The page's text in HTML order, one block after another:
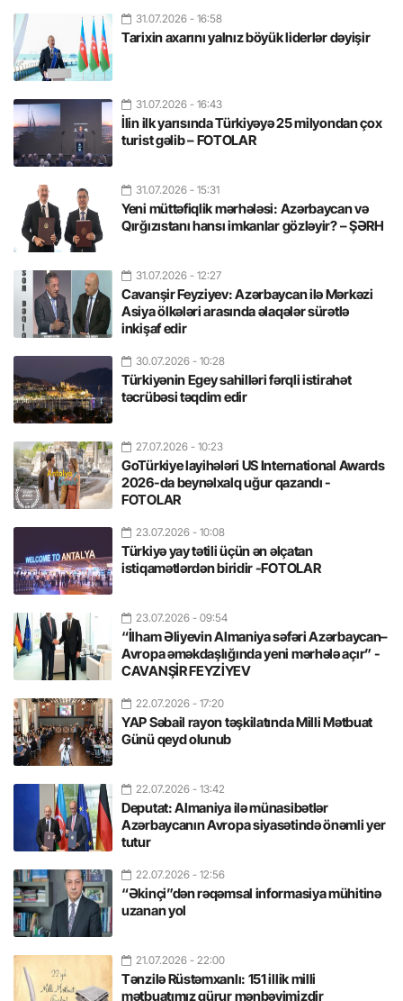
31.07.2026 - 16:58
Tarixin axarını yalnız böyük liderlər dəyişir
31.07.2026 - 16:43
İlin ilk yarısında Türkiyəyə 25 milyondan çox
turist gəlib – FOTOLAR
31.07.2026 - 15:31
Yeni müttəfiqlik mərhələsi: Azərbaycan və
Qırğızıstanı hansı imkanlar gözləyir? – ŞƏRH
31.07.2026 - 12:27
Cavanşir Feyziyev: Azərbaycan ilə Mərkəzi
Asiya ölkələri arasında əlaqələr sürətlə
inkişaf edir
30.07.2026 - 10:28
Türkiyənin Egey sahilləri fərqli istirahət
təcrübəsi təqdim edir
27.07.2026 - 10:23
GoTürkiye layihələri US International Awards
2026-da beynəlxalq uğur qazandı -
FOTOLAR
23.07.2026 - 10:08
Türkiyə yay tətili üçün ən əlçatan
istiqamətlərdən biridir -FOTOLAR
23.07.2026 - 09:54
“İlham Əliyevin Almaniya səfəri Azərbaycan–
Avropa əməkdaşlığında yeni mərhələ açır” -
CAVANŞİR FEYZİYEV
22.07.2026 - 17:20
YAP Səbail rayon təşkilatında Milli Mətbuat
Günü qeyd olunub
22.07.2026 - 13:42
Deputat: Almaniya ilə münasibətlər
Azərbaycanın Avropa siyasətində önəmli yer
tutur
22.07.2026 - 12:56
“Əkinçi”dən rəqəmsal informasiya mühitinə
uzanan yol
21.07.2026 - 22:00
Tənzilə Rüstəmxanlı: 151 illik milli
mətbuatımız qürur mənbəyimizdir